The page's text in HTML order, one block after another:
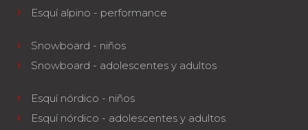
Esquí alpino - performance
Snowboard - niños
Snowboard - adolescentes y adultos
Esquí nórdico - niños
Esquí nórdico - adolescentes y adultos